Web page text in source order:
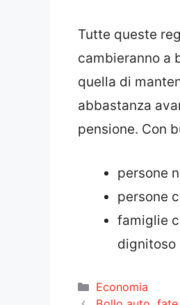
Tutte queste
cambieranno a
quella di
abbastanza
pensione. Con
persone
persone
famiglie
dignitoso
Categorie
Economia